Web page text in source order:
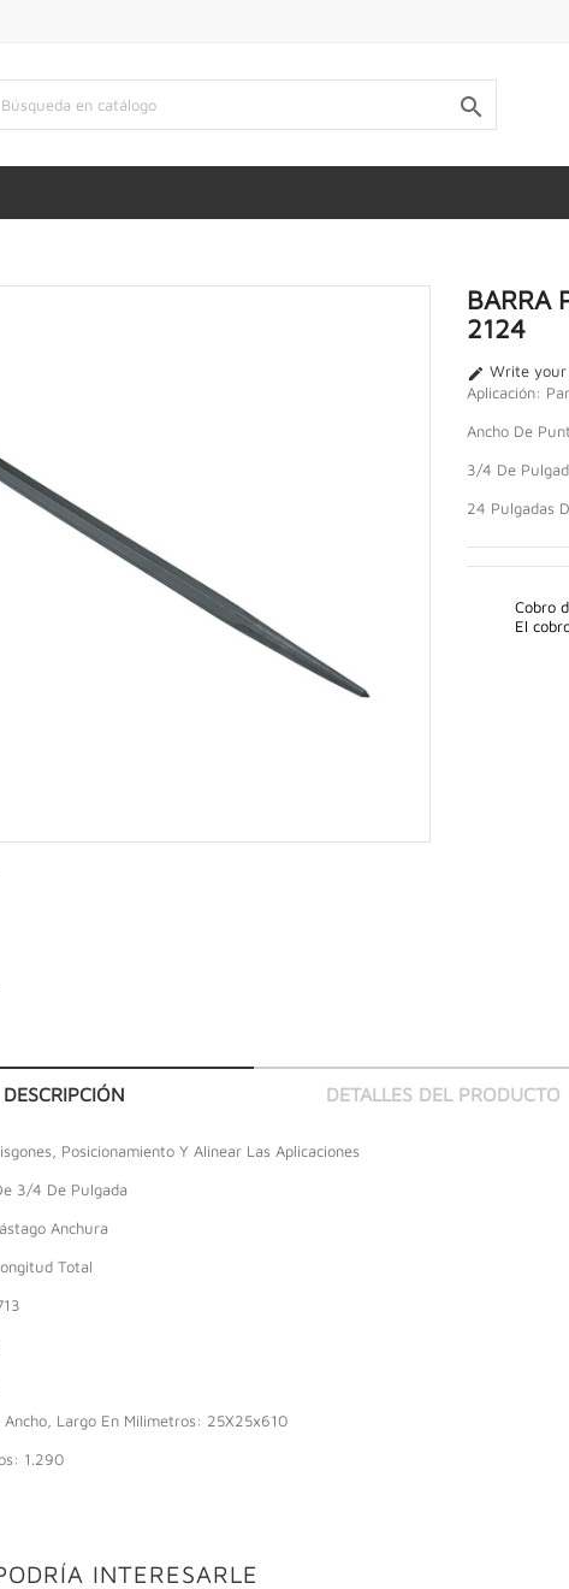

BARRA
2124
 Write
Aplicación:
Ancho De
3/4 De
24 Pulgadas
Cobro
El
DESCRIPCIÓN DETALLES DEL PRODUCTO
Posicionamiento Y Alinear Las Aplicaciones
3/4 De Pulgada
Anchura
Total
Ancho, Largo En Milimetros: 25X25x610
1.290
INTERESARLE